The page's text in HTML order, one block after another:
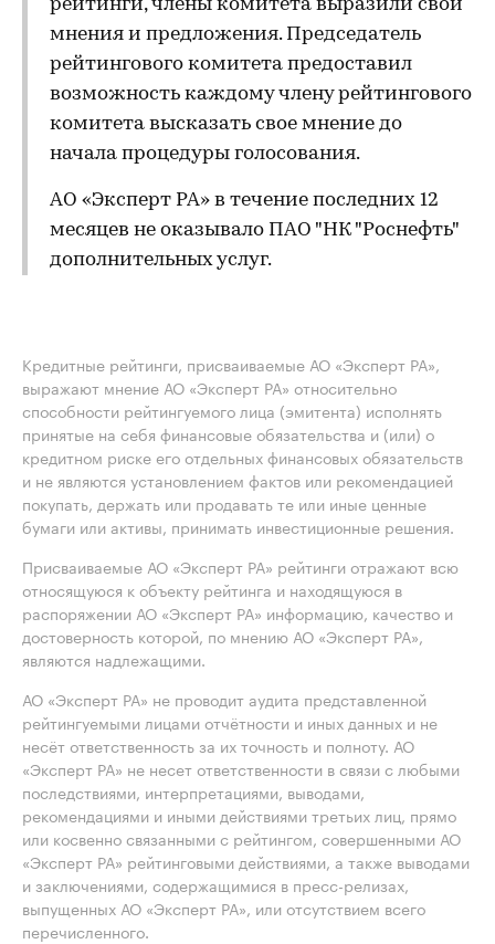
рейтинги, члены комитета выразили свои
мнения и предложения. Председатель
рейтингового комитета предоставил
возможность каждому члену рейтингового
комитета высказать свое мнение до
начала процедуры голосования.
АО «Эксперт РА» в течение последних 12
месяцев не оказывало ПАО "НК "Роснефть"
дополнительных услуг.
Кредитные рейтинги, присваиваемые АО «Эксперт РА»,
выражают мнение АО «Эксперт РА» относительно
способности рейтингуемого лица (эмитента) исполнять
принятые на себя финансовые обязательства и (или) о
кредитном риске его отдельных финансовых обязательств
и не являются установлением фактов или рекомендацией
покупать, держать или продавать те или иные ценные
бумаги или активы, принимать инвестиционные решения.
Присваиваемые АО «Эксперт РА» рейтинги отражают всю
относящуюся к объекту рейтинга и находящуюся в
распоряжении АО «Эксперт РА» информацию, качество и
достоверность которой, по мнению АО «Эксперт РА»,
являются надлежащими.
АО «Эксперт РА» не проводит аудита представленной
рейтингуемыми лицами отчётности и иных данных и не
несёт ответственность за их точность и полноту. АО
«Эксперт РА» не несет ответственности в связи с любыми
последствиями, интерпретациями, выводами,
рекомендациями и иными действиями третьих лиц, прямо
или косвенно связанными с рейтингом, совершенными АО
«Эксперт РА» рейтинговыми действиями, а также выводами
и заключениями, содержащимися в пресс-релизах,
выпущенных АО «Эксперт РА», или отсутствием всего
перечисленного.